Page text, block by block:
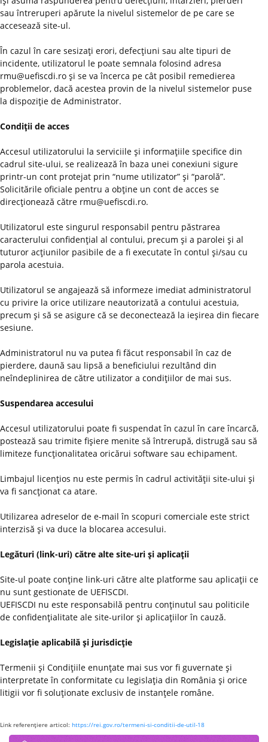
sau întreruperi apărute la nivelul sistemelor de pe care se
accesează site-ul.
În cazul în care sesizaţi erori, defecţiuni sau alte tipuri de
incidente, utilizatorul le poate semnala folosind adresa
rmu@uefiscdi.ro şi se va încerca pe cât posibil remedierea
problemelor, dacă acestea provin de la nivelul sistemelor puse
la dispoziţie de Administrator.
Condiţii de acces
Accesul utilizatorului la serviciile şi informaţiile specifice din
cadrul site-ului, se realizează în baza unei conexiuni sigure
printr-un cont protejat prin “nume utilizator” şi “parolă”.
Solicitările oficiale pentru a obţine un cont de acces se
direcţionează către rmu@uefiscdi.ro.
Utilizatorul este singurul responsabil pentru păstrarea
caracterului confidenţial al contului, precum şi a parolei şi al
tuturor acţiunilor pasibile de a fi executate în contul şi/sau cu
parola acestuia.
Utilizatorul se angajează să informeze imediat administratorul
cu privire la orice utilizare neautorizată a contului acestuia,
precum şi să se asigure că se deconectează la ieşirea din fiecare
sesiune.
Administratorul nu va putea fi făcut responsabil în caz de
pierdere, daună sau lipsă a beneficiului rezultând din
neîndeplinirea de către utilizator a condiţiilor de mai sus.
Suspendarea accesului
Accesul utilizatorului poate fi suspendat în cazul în care încarcă,
postează sau trimite fişiere menite să întrerupă, distrugă sau să
limiteze funcţionalitatea oricărui software sau echipament.
Limbajul licenţios nu este permis în cadrul activităţii site-ului şi
va fi sancţionat ca atare.
Utilizarea adreselor de e-mail în scopuri comerciale este strict
interzisă şi va duce la blocarea accesului.
Legături (link-uri) către alte site-uri şi aplicaţii
Site-ul poate conţine link-uri către alte platforme sau aplicaţii ce
nu sunt gestionate de UEFISCDI.
UEFISCDI nu este responsabilă pentru conţinutul sau politicile
de confidenţialitate ale site-urilor şi aplicaţiilor în cauză.
Legislaţie aplicabilă şi jurisdicţie
Termenii şi Condiţiile enunţate mai sus vor fi guvernate şi
interpretate în conformitate cu legislaţia din România şi orice
litigii vor fi soluţionate exclusiv de instanţele române.
Link referenţiere articol: https://rei.gov.ro/termeni-si-conditii-de-util-18